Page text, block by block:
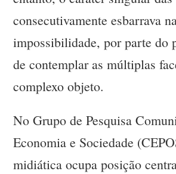
consecutivamente esbarrava
impossibilidade, por parte do
de contemplar as múltiplas
complexo objeto.
No Grupo de Pesquisa
Economia e Sociedade
midiática ocupa posição